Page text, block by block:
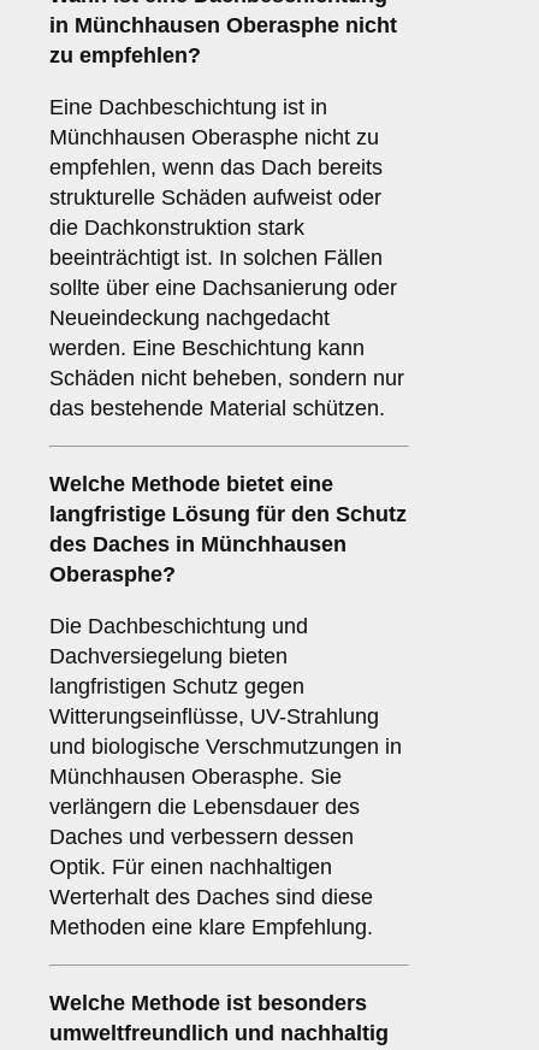
in Münchhausen Oberasphe nicht
zu empfehlen?
Eine Dachbeschichtung ist in
Münchhausen Oberasphe nicht zu
empfehlen, wenn das Dach bereits
strukturelle Schäden aufweist oder
die Dachkonstruktion stark
beeinträchtigt ist. In solchen Fällen
sollte über eine Dachsanierung oder
Neueindeckung nachgedacht
werden. Eine Beschichtung kann
Schäden nicht beheben, sondern nur
das bestehende Material schützen.
Welche Methode bietet eine
langfristige Lösung für den Schutz
des Daches in Münchhausen
Oberasphe?
Die Dachbeschichtung und
Dachversiegelung bieten
langfristigen Schutz gegen
Witterungseinflüsse, UV-Strahlung
und biologische Verschmutzungen in
Münchhausen Oberasphe. Sie
verlängern die Lebensdauer des
Daches und verbessern dessen
Optik. Für einen nachhaltigen
Werterhalt des Daches sind diese
Methoden eine klare Empfehlung.
Welche Methode ist besonders
umweltfreundlich und nachhaltig